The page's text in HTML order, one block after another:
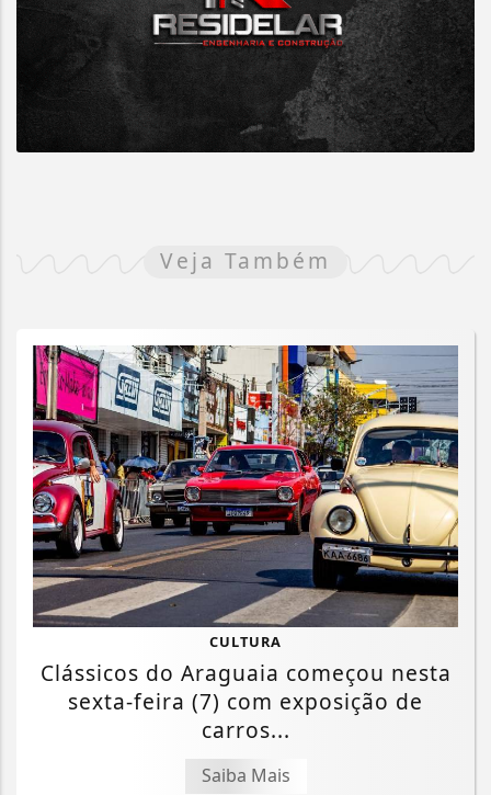
Veja Também
CULTURA
Clássicos do Araguaia começou nesta
sexta-feira (7) com exposição de
carros...
Saiba Mais